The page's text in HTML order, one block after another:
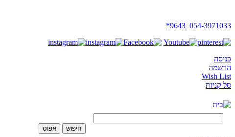
054-3971033
9643*
כניסה
הרשמה
Wish List
סל קניות